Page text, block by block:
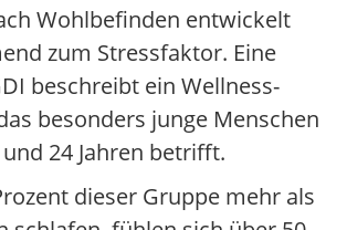
Wohlbefinden entwickelt
zum Stressfaktor. Eine
beschreibt ein Wellness-
besonders junge Menschen
24 Jahren betrifft.
dieser Gruppe mehr als